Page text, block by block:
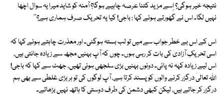
نتیجہ خیر ہوگی؟ اِسے مزید کتنا عرصہ چاہیے ہوگا؟ آمنہ کو شاید میرا یہ سوال اچھا
نہیں لگا۔ اس نے گھورتے ہوئے کہا : باجی! کیا یہ تحریک صرف ہماری ہے؟''
اس کے اس بے خطر جواب سے میں تو لب بستہ ہوگئی۔ اور معذرت چاہتے ہوئے کہا کہ
اسی تحریکِ آزادی کی بات کر رہی ہوں۔ چوں کہ آپ بہنیں مجھ سے زیادہ جانتی ہیں،
اس لیے زیادہ کہہ نہ پائی۔ دونوں بہنیں بڑی سلجھی ہوئی تھیں، جھٹ سے کہا کہ باجی!
اللہ تعالیٰ درگزر کرنے والوں کو پسند کرتا ہے، آپ لوگوں کی تو ہر بڑی غلطی سے بھی ہم
درگزر کر جاتے ہیں، لیکن کبھی دشمن کی طرف دوستی کا ہاتھ نہیں بڑھاتے۔